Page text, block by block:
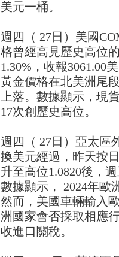
美元一桶。
週四（ 27日）美國
格曾經高見歷史高位
1.30%，收報3061.00
黃金價格在北美洲尾
上落。數據顯示，現
17次創歷史高位。
週四（ 27日）亞太區
換美元經過，昨天按
升至高位1.0820後，
數據顯示， 2024年歐
然而，美國車輛輸入
洲國家會否採取相應
收進口關稅。